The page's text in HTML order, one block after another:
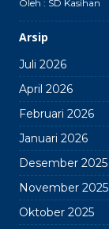
Oleh : SD Kasihan
Arsip
Juli 2026
April 2026
Februari 2026
Januari 2026
Desember 2025
November 2025
Oktober 2025